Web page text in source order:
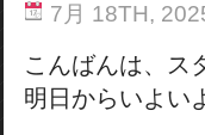
7月 18TH,
こんばんは、ス
明日からいよい